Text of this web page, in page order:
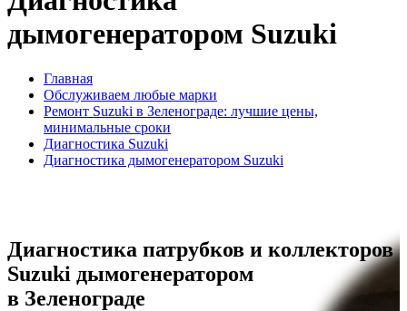
дымогенератором Suzuki
Главная
Обслуживаем любые марки
Ремонт Suzuki в Зеленограде: лучшие цены,
минимальные сроки
Диагностика Suzuki
Диагностика дымогенератором Suzuki
Диагностика патрубков и коллекторов
Suzuki дымогенератором
в Зеленограде